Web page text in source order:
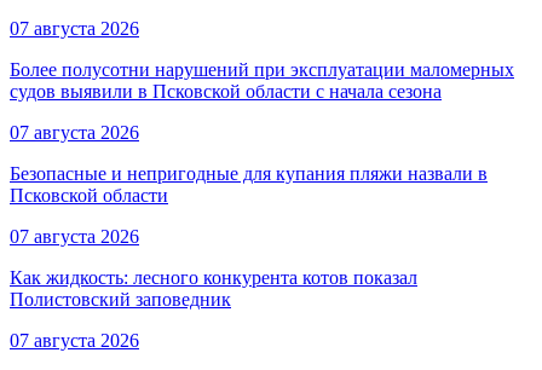
07 августа 2026
Более полусотни нарушений при эксплуатации маломерных
судов выявили в Псковской области с начала сезона
07 августа 2026
Безопасные и непригодные для купания пляжи назвали в
Псковской области
07 августа 2026
Как жидкость: лесного конкурента котов показал
Полистовский заповедник
07 августа 2026